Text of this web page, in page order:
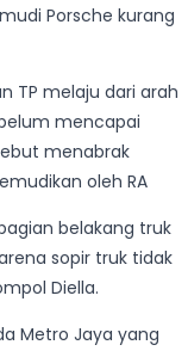
Porsche kurang
TP melaju dari arah
mencapai
menabrak
oleh RA
belakang truk
sopir truk tidak
Diella.
Metro Jaya yang